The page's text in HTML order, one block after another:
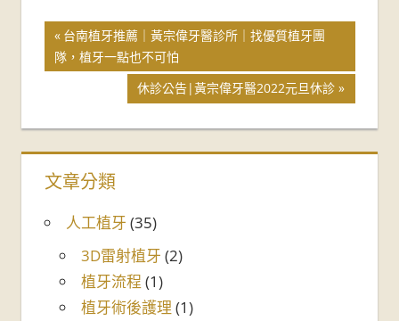
台南植牙推薦｜黃宗偉牙醫診所｜找優質植牙團
隊，植牙一點也不可怕
休診公告|黃宗偉牙醫2022元旦休診
文章分類
人工植牙 (35)
3D雷射植牙 (2)
植牙流程 (1)
植牙術後護理 (1)